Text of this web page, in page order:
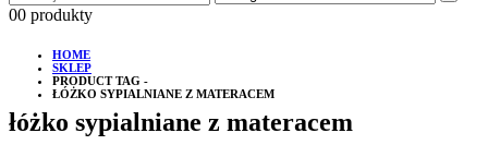
00 produkty
HOME
SKLEP
PRODUCT TAG -
ŁÓŻKO SYPIALNIANE Z MATERACEM
łóżko sypialniane z materacem